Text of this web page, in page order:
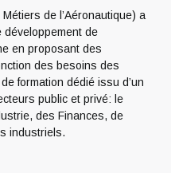
de l’Aéronautique) a
développement de
en proposant des
des besoins des
formation dédié issu d’un
public et privé: le
des Finances, de
industriels.